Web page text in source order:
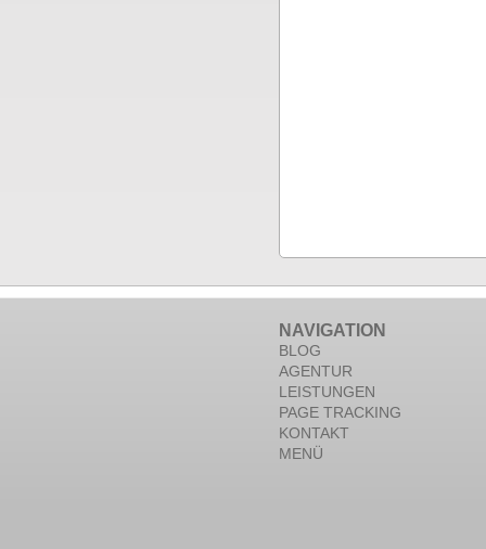
NAVIGATION
BLOG
AGENTUR
LEISTUNGEN
PAGE TRACKING
KONTAKT
MENÜ